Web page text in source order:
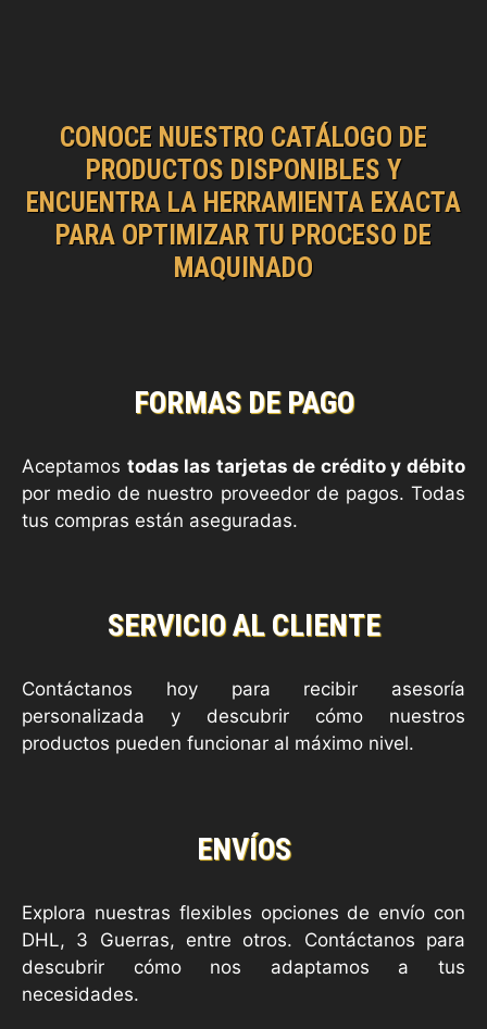
CONOCE NUESTRO CATÁLOGO DE
PRODUCTOS DISPONIBLES Y
ENCUENTRA LA HERRAMIENTA EXACTA
PARA OPTIMIZAR TU PROCESO DE
MAQUINADO
FORMAS DE PAGO
Aceptamos todas las tarjetas de crédito y débito
por medio de nuestro proveedor de pagos. Todas
tus compras están aseguradas.
SERVICIO AL CLIENTE
Contáctanos hoy para recibir asesoría
personalizada y descubrir cómo nuestros
productos pueden funcionar al máximo nivel.
ENVÍOS
Explora nuestras flexibles opciones de envío con
DHL, 3 Guerras, entre otros. Contáctanos para
descubrir cómo nos adaptamos a tus
necesidades.